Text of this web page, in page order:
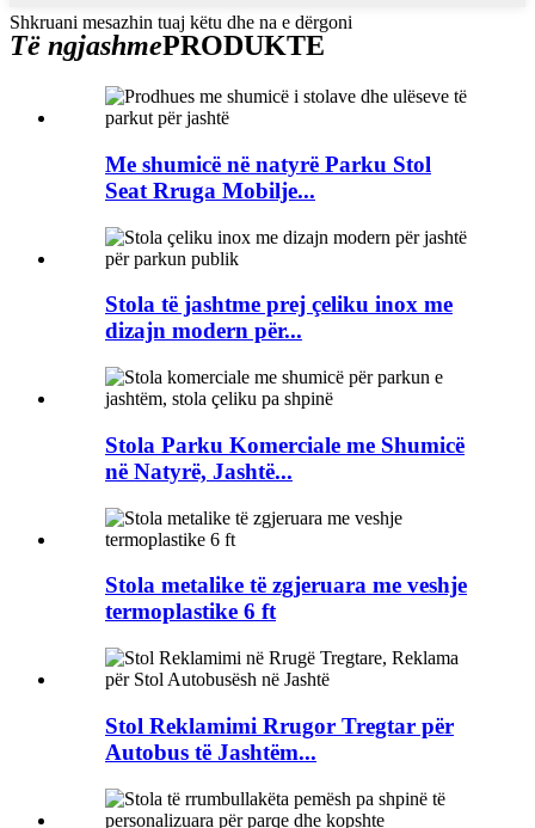
Shkruani mesazhin tuaj këtu dhe na e dërgoni
Të ngjashmePRODUKTE
Me shumicë në natyrë Parku Stol
Seat Rruga Mobilje...
Stola të jashtme prej çeliku inox me
dizajn modern për...
Stola Parku Komerciale me Shumicë
në Natyrë, Jashtë...
Stola metalike të zgjeruara me veshje
termoplastike 6 ft
Stol Reklamimi Rrugor Tregtar për
Autobus të Jashtëm...